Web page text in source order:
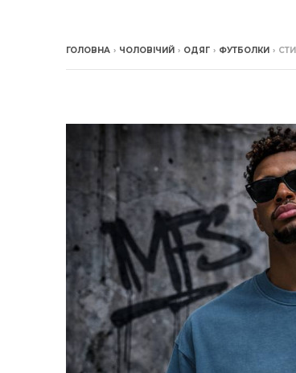
ГОЛОВНА › ЧОЛОВІЧИЙ › ОДЯГ › ФУТБОЛКИ ›